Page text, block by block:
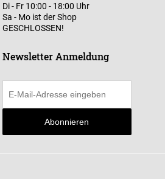
Di - Fr 10:00 - 18:00 Uhr
Sa - Mo ist der Shop
GESCHLOSSEN!
Newsletter Anmeldung
Abonnieren